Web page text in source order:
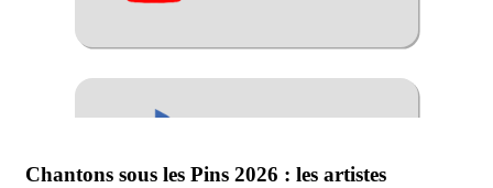
Chantons sous les Pins 2026 : les artistes